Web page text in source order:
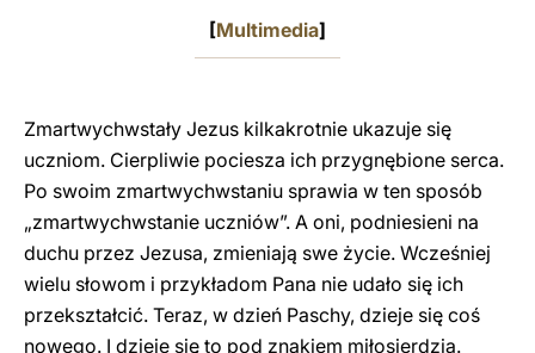
[Multimedia]
Zmartwychwstały Jezus kilkakrotnie ukazuje się
uczniom. Cierpliwie pociesza ich przygnębione serca.
Po swoim zmartwychwstaniu sprawia w ten sposób
„zmartwychwstanie uczniów”. A oni, podniesieni na
duchu przez Jezusa, zmieniają swe życie. Wcześniej
wielu słowom i przykładom Pana nie udało się ich
przekształcić. Teraz, w dzień Paschy, dzieje się coś
nowego. I dzieje się to pod znakiem miłosierdzia.